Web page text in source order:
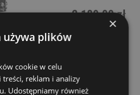
2 189,00 zł
POWIADOM O DOSTĘPNOŚCI
MP
×
używa plików
cookie w celu
treści, reklam i analizy
Udostępniamy również